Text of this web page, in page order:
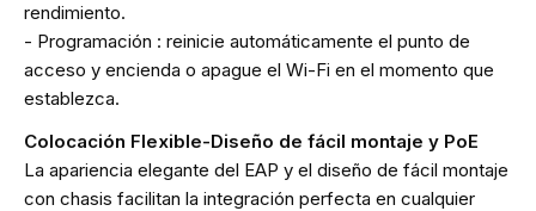
rendimiento.
- Programación : reinicie automáticamente el punto de
acceso y encienda o apague el Wi-Fi en el momento que
establezca.
Colocación Flexible-Diseño de fácil montaje y PoE
La apariencia elegante del EAP y el diseño de fácil montaje
con chasis facilitan la integración perfecta en cualquier